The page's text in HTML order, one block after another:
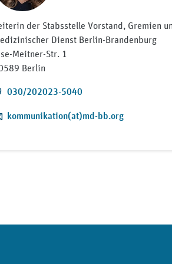
https://www.linkedin.com/
der Stabsstelle Vorstand, Gremien
Dienst Berlin-Brandenburg
Meitner-Str. 1
Berlin
Telefon:
030/202023-5040
E-Mail:
kommunikation(at)md-bb.org